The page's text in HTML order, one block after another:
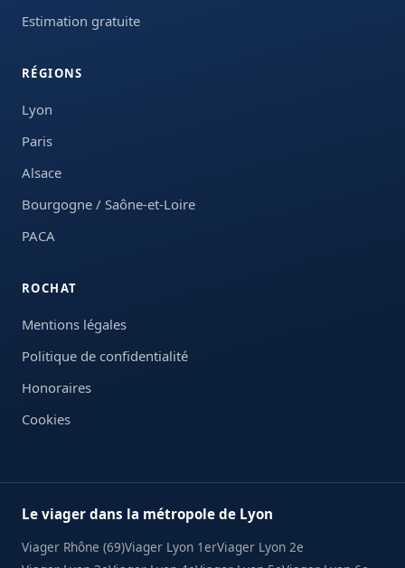
Estimation gratuite
RÉGIONS
Lyon
Paris
Alsace
Bourgogne / Saône-et-Loire
PACA
ROCHAT
Mentions légales
Politique de confidentialité
Honoraires
Cookies
Le viager dans la métropole de Lyon
Viager Rhône (69)Viager Lyon 1erViager Lyon 2e